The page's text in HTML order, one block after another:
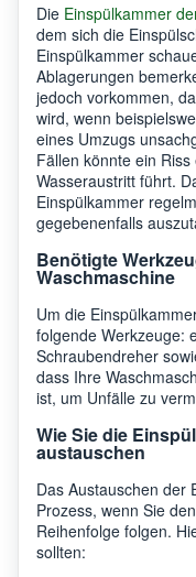
Die Einspülkammer
dem sich die
Einspülkammer
Ablagerungen
jedoch vorkommen,
wird, wenn
eines Umzugs
Fällen könnte ein
Wasseraustritt führt.
Einspülkammer
gegebenenfalls
Benötigte
Waschmaschine
Um die
folgende Werkzeuge:
Schraubendreher
dass Ihre
ist, um Unfälle zu
Wie Sie die
austauschen
Das Austauschen der
Prozess, wenn Sie
Reihenfolge folgen.
sollten: